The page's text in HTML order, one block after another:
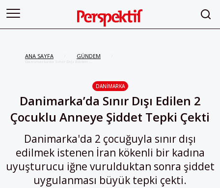
ANA SAYFA GÜNDEM
Danimarka’da Sınır Dışı Edilen 2
DANIMARKA
Danimarka’da Sınır Dışı Edilen 2
Çocuklu Anneye Şiddet Tepki Çekti
Danimarka'da 2 çocuğuyla sınır dışı
edilmek istenen İran kökenli bir kadına
uyuşturucu iğne vurulduktan sonra şiddet
uygulanması büyük tepki çekti.